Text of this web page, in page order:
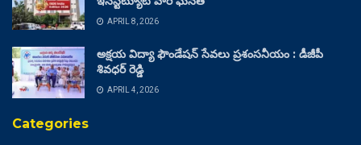
APRIL 8, 2026
అక్షయ విద్యా ఫౌండేషన్ సేవలు ప్రశంసనీయం : డీజీపీ
శివధర్ రెడ్డి
APRIL 4, 2026
Categories